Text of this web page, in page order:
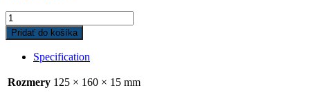
Gufero
125x160x15
GP
quantity
Pridať do košíka
Specification
Rozmery 125 × 160 × 15 mm